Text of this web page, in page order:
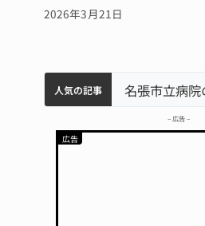
2026年3月21日
人気の記事
名張市水道料金47％値上げへ 答申案、審議会で大筋まとまる
中学校の陶壁モニュメント 地元建設会社がボランティアで清掃 伊賀
– 広告 –